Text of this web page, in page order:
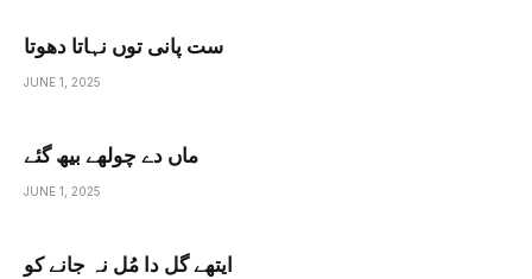
ست پانی توں نہاتا دھوتا
JUNE 1, 2025
ماں دے چولھے بیھ گئے
JUNE 1, 2025
ایتھے گل دا مُل نہ جانے کو